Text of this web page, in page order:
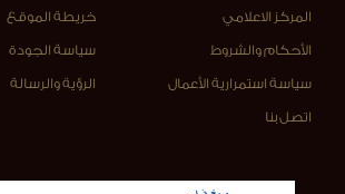
المركز الاعلامي خريطة الموقع
الأحكام والشروط سياسة الجودة
سياسة استمرارية الأعمال الرؤية والرسالة
اتصل بنا